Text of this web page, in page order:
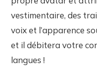
vestimentaire, des
voix et l’apparence
et il débitera votre
langues !